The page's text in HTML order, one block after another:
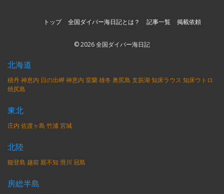
トップ 全国ダイバー海日記とは？ 記事一覧 掲載依頼
© 2026 全国ダイバー海日記
北海道
積丹神恵内 日の出岬 神恵内 室蘭雄冬 奥尻島 支笏湖 知床ラウス 知床ウトロ
焼尻島
東北
庄内 佐渡ヶ島 竹浦宮城
北陸
能登島 越前親不知 滑川 冠島
房総半島